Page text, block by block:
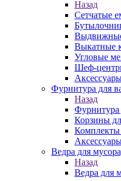
Назад
Сетчатые
Выкатные
Угловые
Шеф-
Фурнитура для
Назад
Фурнитура
Корзины
Комплекты
Ведра для
Назад
Ведра для